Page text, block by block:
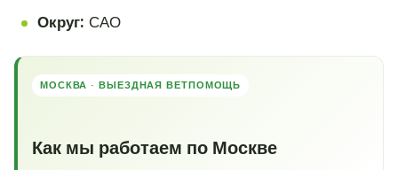
Округ: САО
МОСКВА · ВЫЕЗДНАЯ ВЕТПОМОЩЬ
Как мы работаем по Москве